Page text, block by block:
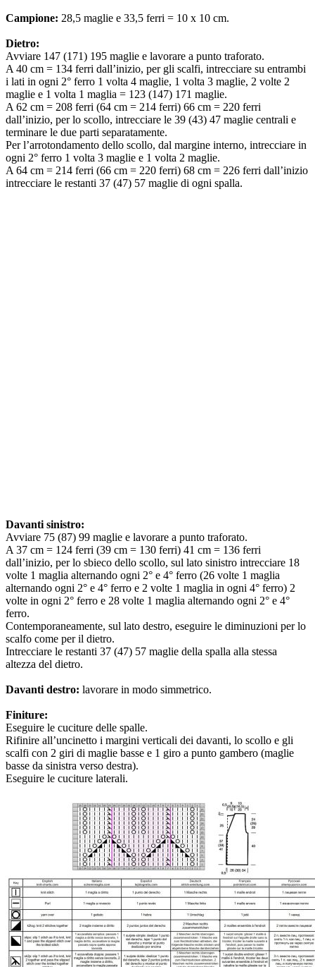
Campione: 28,5 maglie e 33,5 ferri = 10 x 10 cm.
Dietro:
Avviare 147 (171) 195 maglie e lavorare a punto traforato.
A 40 cm = 134 ferri dall’inizio, per gli scalfi, intrecciare su entrambi
i lati in ogni 2° ferro 1 volta 4 maglie, 1 volta 3 maglie, 2 volte 2
maglie e 1 volta 1 maglia = 123 (147) 171 maglie.
A 62 cm = 208 ferri (64 cm = 214 ferri) 66 cm = 220 ferri
dall’inizio, per lo scollo, intrecciare le 39 (43) 47 maglie centrali e
terminare le due parti separatamente.
Per l’arrotondamento dello scollo, dal margine interno, intrecciare in
ogni 2° ferro 1 volta 3 maglie e 1 volta 2 maglie.
A 64 cm = 214 ferri (66 cm = 220 ferri) 68 cm = 226 ferri dall’inizio
intrecciare le restanti 37 (47) 57 maglie di ogni spalla.
Davanti sinistro:
Avviare 75 (87) 99 maglie e lavorare a punto traforato.
A 37 cm = 124 ferri (39 cm = 130 ferri) 41 cm = 136 ferri
dall’inizio, per lo sbieco dello scollo, sul lato sinistro intrecciare 18
volte 1 maglia alternando ogni 2° e 4° ferro (26 volte 1 maglia
alternando ogni 2° e 4° ferro e 2 volte 1 maglia in ogni 4° ferro) 2
volte in ogni 2° ferro e 28 volte 1 maglia alternando ogni 2° e 4°
ferro.
Contemporaneamente, sul lato destro, eseguire le diminuzioni per lo
scalfo come per il dietro.
Intrecciare le restanti 37 (47) 57 maglie della spalla alla stessa
altezza del dietro.
Davanti destro: lavorare in modo simmetrico.
Finiture:
Eseguire le cuciture delle spalle.
Rifinire all’uncinetto i margini verticali dei davanti, lo scollo e gli
scalfi con 2 giri di maglie basse e 1 giro a punto gambero (maglie
basse da sinistra verso destra).
Eseguire le cuciture laterali.